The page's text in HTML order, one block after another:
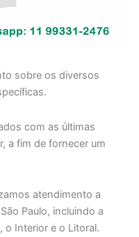
sobre os diversos
com as últimas
a fim de fornecer um
atendimento a
Paulo, incluindo a
o Interior e o Litoral.